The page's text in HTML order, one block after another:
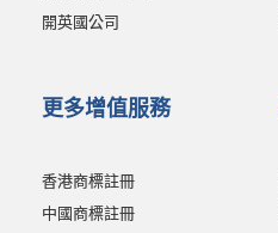
開英國公司
更多增值服務
香港商標註冊
中國商標註冊